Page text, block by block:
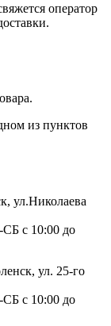
оператор
из пунктов
ул.Николаева
с 10:00 до
ул. 25-го
с 10:00 до